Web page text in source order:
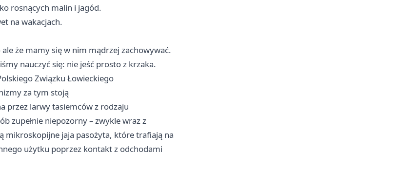
rosnących malin i jagód.
na wakacjach.
że mamy się w nim mądrzej zachowywać.
nauczyć się: nie jeść prosto z krzaka.
Związku Łowieckiego
za tym stoją
przez larwy tasiemców z rodzaju
zupełnie niepozorny – zwykle wraz z
mikroskopijne jaja pasożyta, które trafiają na
użytku poprzez kontakt z odchodami